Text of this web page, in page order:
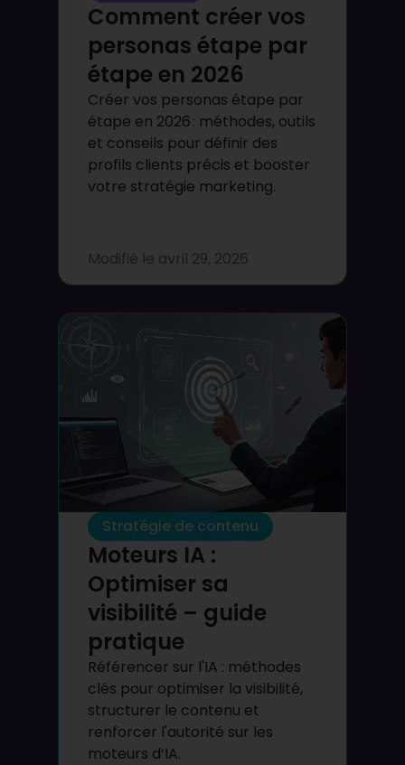
Comment créer vos
personas étape par
étape en 2026
Créer vos personas étape par
étape en 2026 : méthodes, outils
et conseils pour définir des
profils clients précis et booster
votre stratégie marketing.
Modifié le avril 29, 2026
Stratégie de contenu
Moteurs IA :
Optimiser sa
visibilité – guide
pratique
Référencer sur l'IA : méthodes
clés pour optimiser la visibilité,
structurer le contenu et
renforcer l'autorité sur les
moteurs d’IA.